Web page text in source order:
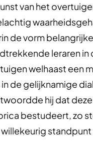
van het
de vorm
leraren
welhaast een
de gelijknamige
hij dat
bestudeert, zo